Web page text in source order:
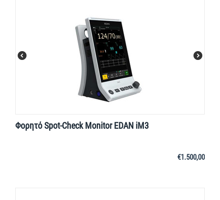
Φορητό Spot-Check Monitor EDAN iM3
€1.500,00